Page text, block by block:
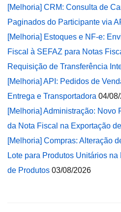
[Melhoria] CRM: Consulta de
Paginados do Participante via
[Melhoria] Estoques e NF-e:
Fiscal à SEFAZ para Notas
Requisição de Transferência
[Melhoria] API: Pedidos de
Entrega e Transportadora 04/
[Melhoria] Administração: Novo
da Nota Fiscal na Exportação
[Melhoria] Compras: Alteração
Lote para Produtos Unitários
de Produtos 03/08/2026